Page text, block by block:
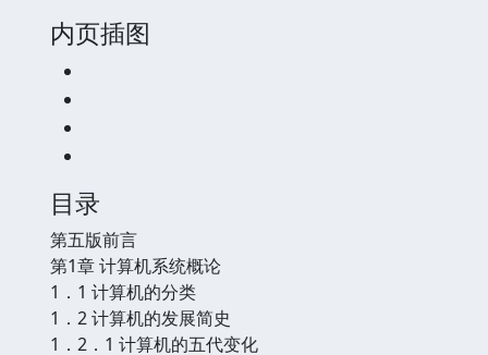
内页插图
目录
第五版前言
第1章 计算机系统概论
1．1 计算机的分类
1．2 计算机的发展简史
1．2．1 计算机的五代变化